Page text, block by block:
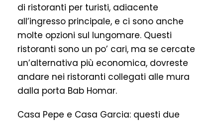
di ristoranti per turisti, adiacente
all’ingresso principale, e ci sono anche
molte opzioni sul lungomare. Questi
ristoranti sono un po’ cari, ma se cercate
un’alternativa più economica, dovreste
andare nei ristoranti collegati alle mura
dalla porta Bab Homar.
Casa Pepe e Casa Garcia: questi due